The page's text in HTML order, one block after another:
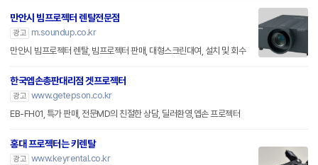
만안시 빔프로젝터 렌탈전문점
광고
m.soundup.co.kr
만안시 빔프로젝터 렌탈, 빔프로젝터 판매, 대형스크린대여, 설치 및 회수
한국엡손총판대리점 겟프로젝터
광고 www.getepson.co.kr
EB-FH01, 특가 판매, 전문MD의 친절한 상담, 딜러환영,엡손 프로젝터
홍대 프로젝터는 키렌탈
광고 www.keyrental.co.kr